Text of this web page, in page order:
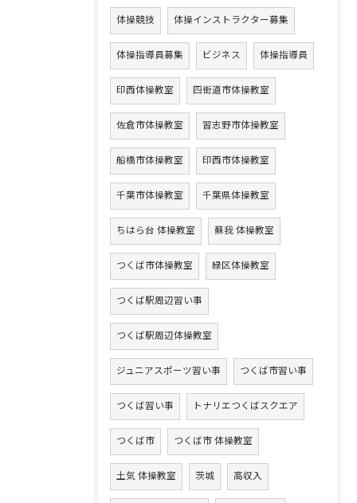
体操競技 体操インストラクター募集
体操指導員募集 ビジネス 体操指導員
印西体操教室 四街道市体操教室
佐倉市体操教室 習志野市体操教室
船橋市体操教室 印西市体操教室
千葉市体操教室 千葉県体操教室
ちはら台 体操教室 蘇我 体操教室
つくば市体操教室 緑区体操教室
つくば駅周辺習い事
つくば駅周辺体操教室
ジュニアスポーツ習い事 つくば市習い事
つくば習い事 トナリエつくばスクエア
つくば市 つくば市 体操教室
土気 体操教室 茨城 高収入